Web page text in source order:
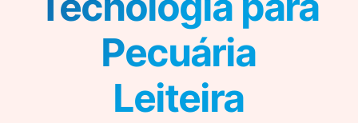
Pecuária
Leiteira